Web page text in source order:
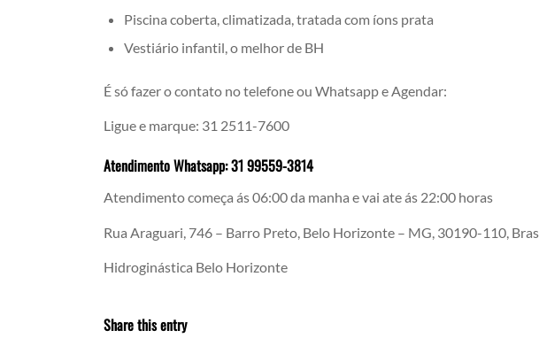
Piscina coberta, climatizada, tratada com íons prata
Vestiário infantil, o melhor de BH
É só fazer o contato no telefone ou Whatsapp e Agendar:
Ligue e marque: 31 2511-7600
Atendimento Whatsapp: 31 99559-3814
Atendimento começa ás 06:00 da manha e vai ate ás 22:00 horas
Rua Araguari, 746 – Barro Preto, Belo Horizonte – MG, 30190-110,
Hidroginástica Belo Horizonte
Share this entry